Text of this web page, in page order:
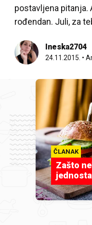
postavljena pitanja.
rođendan. Juli, za
Ineska2704
24.11.2015. •
ČLANAK
Zašto